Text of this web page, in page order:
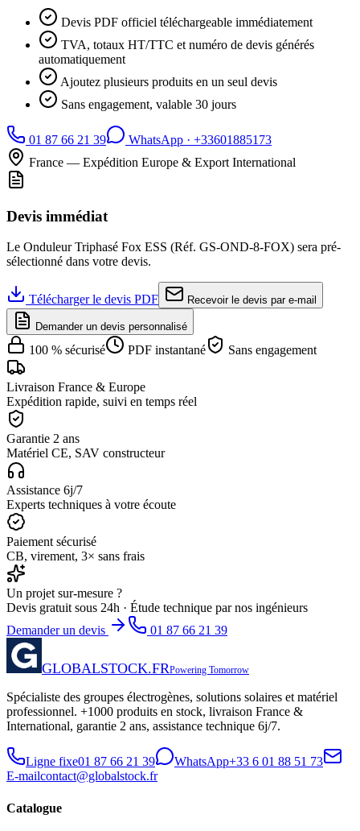
Devis PDF officiel téléchargeable immédiatement
TVA, totaux HT/TTC et numéro de devis générés
automatiquement
Ajoutez plusieurs produits en un seul devis
Sans engagement, valable 30 jours
01 87 66 21 39 WhatsApp · +33601885173
France — Expédition Europe & Export International
Devis immédiat
Le Onduleur Triphasé Fox ESS (Réf. GS-OND-8-FOX) sera pré-
sélectionné dans votre devis.
Télécharger le devis PDF Recevoir le devis par e-mail
Demander un devis personnalisé
100 % sécurisé PDF instantané Sans engagement
Livraison France & Europe
Expédition rapide, suivi en temps réel
Garantie 2 ans
Matériel CE, SAV constructeur
Assistance 6j/7
Experts techniques à votre écoute
Paiement sécurisé
CB, virement, 3× sans frais
Un projet sur-mesure ?
Devis gratuit sous 24h · Étude technique par nos ingénieurs
Demander un devis
01 87 66 21 39
GLOBALSTOCK.FRPowering Tomorrow
Spécialiste des groupes électrogènes, solutions solaires et matériel
professionnel. +1000 produits en stock, livraison France &
International, garantie 2 ans, assistance technique 6j/7.
Ligne fixe01 87 66 21 39 WhatsApp+33 6 01 88 51 73
E-mailcontact@globalstock.fr
Catalogue